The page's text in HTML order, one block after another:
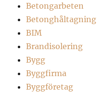
Betongarbeten
Betonghåltagning
BIM
Brandisolering
Bygg
Byggfirma
Byggföretag